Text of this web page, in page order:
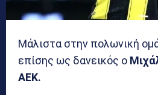
Μάλιστα στην πολωνική
επίσης ως δανεικός ο
ΑΕΚ.